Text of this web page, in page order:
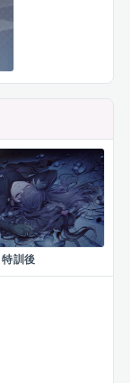
特訓後